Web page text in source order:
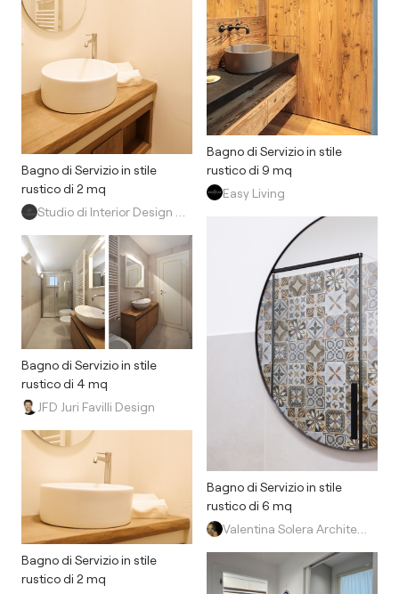
Bagno di Servizio in stile
rustico di 2 mq
Bagno di Servizio in stile
rustico di 4 mq
JFD Juri Favilli Design
Bagno di Servizio in stile
rustico di 2 mq
Bagno di Servizio in stile
rustico di 9 mq
Easy Living
Bagno di Servizio in stile
rustico di 6 mq